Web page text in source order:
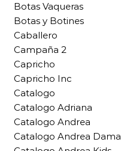
Botas Vaqueras
Botas y Botines
Caballero
Campaña 2
Capricho
Capricho Inc
Catalogo
Catalogo Adriana
Catalogo Andrea
Catalogo Andrea Dama